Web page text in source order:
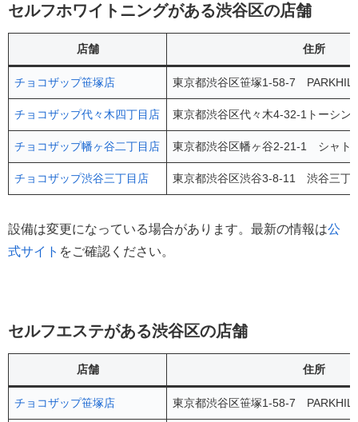
セルフホワイトニングがある渋谷区の店舗
店舗 住所
チョコザップ笹塚店 東京都渋谷区笹塚1-58-7
チョコザップ代々木四丁目店 東京都渋谷区代々木4-32-1トーシ
チョコザップ幡ヶ谷二丁目店 東京都渋谷区幡ヶ谷2-21-1 シャ
チョコザップ渋谷三丁目店 東京都渋谷区渋谷3-8-11 渋谷三
設備は変更になっている場合があります。最新の情報は公
式サイト をご確認ください。
セルフエステがある渋谷区の店舗
店舗 住所
チョコザップ笹塚店 東京都渋谷区笹塚1-58-7